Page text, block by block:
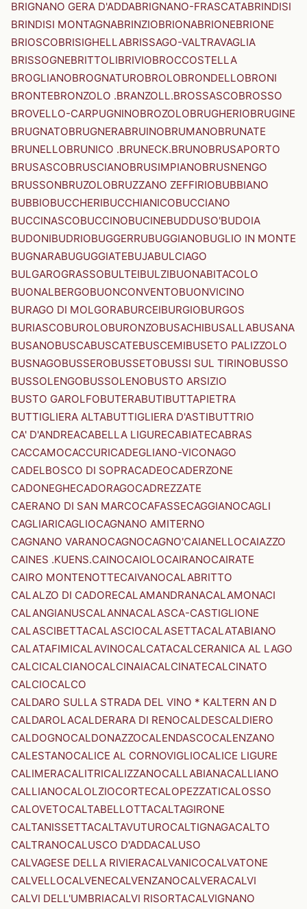
BRIGNANO GERA D'ADDABRIGNANO-FRASCATABRINDISI
BRINDISI MONTAGNABRINZIOBRIONABRIONEBRIONE
BRIOSCOBRISIGHELLABRISSAGO-VALTRAVAGLIA
BRISSOGNEBRITTOLIBRIVIOBROCCOSTELLA
BROGLIANOBROGNATUROBROLOBRONDELLOBRONI
BRONTEBRONZOLO .BRANZOLL.BROSSASCOBROSSO
BROVELLO-CARPUGNINOBROZOLOBRUGHERIOBRUGINE
BRUGNATOBRUGNERABRUINOBRUMANOBRUNATE
BRUNELLOBRUNICO .BRUNECK.BRUNOBRUSAPORTO
BRUSASCOBRUSCIANOBRUSIMPIANOBRUSNENGO
BRUSSONBRUZOLOBRUZZANO ZEFFIRIOBUBBIANO
BUBBIOBUCCHERIBUCCHIANICOBUCCIANO
BUCCINASCOBUCCINOBUCINEBUDDUSO'BUDOIA
BUDONIBUDRIOBUGGERRUBUGGIANOBUGLIO IN MONTE
BUGNARABUGUGGIATEBUJABULCIAGO
BULGAROGRASSOBULTEIBULZIBUONABITACOLO
BUONALBERGOBUONCONVENTOBUONVICINO
BURAGO DI MOLGORABURCEIBURGIOBURGOS
BURIASCOBUROLOBURONZOBUSACHIBUSALLABUSANA
BUSANOBUSCABUSCATEBUSCEMIBUSETO PALIZZOLO
BUSNAGOBUSSEROBUSSETOBUSSI SUL TIRINOBUSSO
BUSSOLENGOBUSSOLENOBUSTO ARSIZIO
BUSTO GAROLFOBUTERABUTIBUTTAPIETRA
BUTTIGLIERA ALTABUTTIGLIERA D'ASTIBUTTRIO
CA' D'ANDREACABELLA LIGURECABIATECABRAS
CACCAMOCACCURICADEGLIANO-VICONAGO
CADELBOSCO DI SOPRACADEOCADERZONE
CADONEGHECADORAGOCADREZZATE
CAERANO DI SAN MARCOCAFASSECAGGIANOCAGLI
CAGLIARICAGLIOCAGNANO AMITERNO
CAGNANO VARANOCAGNOCAGNO'CAIANELLOCAIAZZO
CAINES .KUENS.CAINOCAIOLOCAIRANOCAIRATE
CAIRO MONTENOTTECAIVANOCALABRITTO
CALALZO DI CADORECALAMANDRANACALAMONACI
CALANGIANUSCALANNACALASCA-CASTIGLIONE
CALASCIBETTACALASCIOCALASETTACALATABIANO
CALATAFIMICALAVINOCALCATACALCERANICA AL LAGO
CALCICALCIANOCALCINAIACALCINATECALCINATO
CALCIOCALCO
CALDARO SULLA STRADA DEL VINO * KALTERN AN D
CALDAROLACALDERARA DI RENOCALDESCALDIERO
CALDOGNOCALDONAZZOCALENDASCOCALENZANO
CALESTANOCALICE AL CORNOVIGLIOCALICE LIGURE
CALIMERACALITRICALIZZANOCALLABIANACALLIANO
CALLIANOCALOLZIOCORTECALOPEZZATICALOSSO
CALOVETOCALTABELLOTTACALTAGIRONE
CALTANISSETTACALTAVUTUROCALTIGNAGACALTO
CALTRANOCALUSCO D'ADDACALUSO
CALVAGESE DELLA RIVIERACALVANICOCALVATONE
CALVELLOCALVENECALVENZANOCALVERACALVI
CALVI DELL'UMBRIACALVI RISORTACALVIGNANO